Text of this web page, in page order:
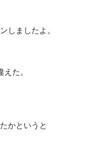
しましたよ。
た。
かというと